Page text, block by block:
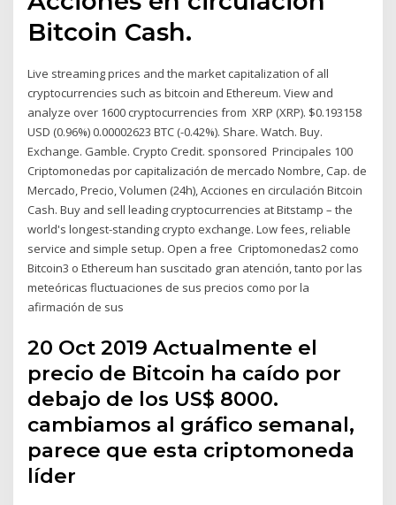
Bitcoin Cash.
Live streaming prices and the market capitalization of all
cryptocurrencies such as bitcoin and Ethereum. View and
analyze over 1600 cryptocurrencies from XRP (XRP). $0.193158
USD (0.96%) 0.00002623 BTC (-0.42%). Share. Watch. Buy.
Exchange. Gamble. Crypto Credit. sponsored Principales 100
Criptomonedas por capitalización de mercado Nombre, Cap. de
Mercado, Precio, Volumen (24h), Acciones en circulación Bitcoin
Cash. Buy and sell leading cryptocurrencies at Bitstamp – the
world's longest-standing crypto exchange. Low fees, reliable
service and simple setup. Open a free Criptomonedas2 como
Bitcoin3 o Ethereum han suscitado gran atención, tanto por las
meteóricas fluctuaciones de sus precios como por la
afirmación de sus
20 Oct 2019 Actualmente el
precio de Bitcoin ha caído por
debajo de los US$ 8000.
cambiamos al gráfico semanal,
parece que esta criptomoneda
líder